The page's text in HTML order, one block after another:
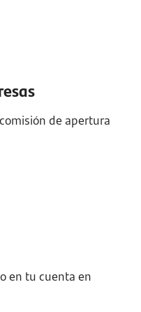
de apertura
en tu cuenta en